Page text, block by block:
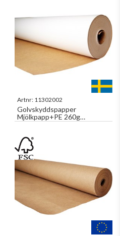
Artnr: 11302002
Golvskyddspapper
Mjölkpapp+PE 260g
ca:120cm 75m2/rl